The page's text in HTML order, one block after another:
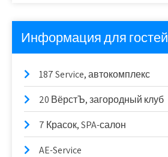
Информация для гостей
187 Service, автокомплекс
20 ВёрстЪ, загородный клуб
7 Красок, SPA-салон
AE-Service